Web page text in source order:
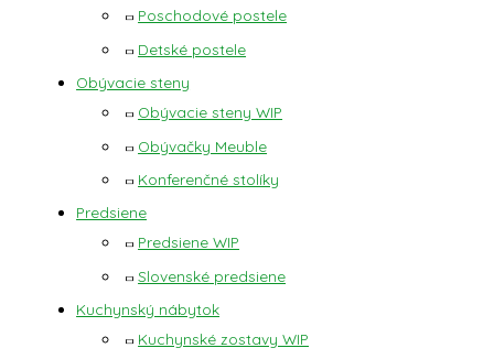
Poschodové postele
Detské postele
Obývacie steny
Obývacie steny WIP
Obývačky Meuble
Konferenčné stolíky
Predsiene
Predsiene WIP
Slovenské predsiene
Kuchynský nábytok
Kuchynské zostavy WIP